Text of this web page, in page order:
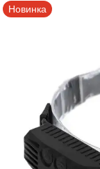
Новинка